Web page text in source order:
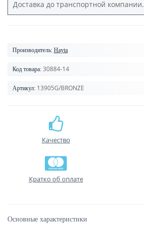
Доставка до транспортной компании.
Производитель: Hayta
Код товара: 30884-14
Артикул: 13905G/BRONZE
Качество
Кратко об оплате
Основные характеристики